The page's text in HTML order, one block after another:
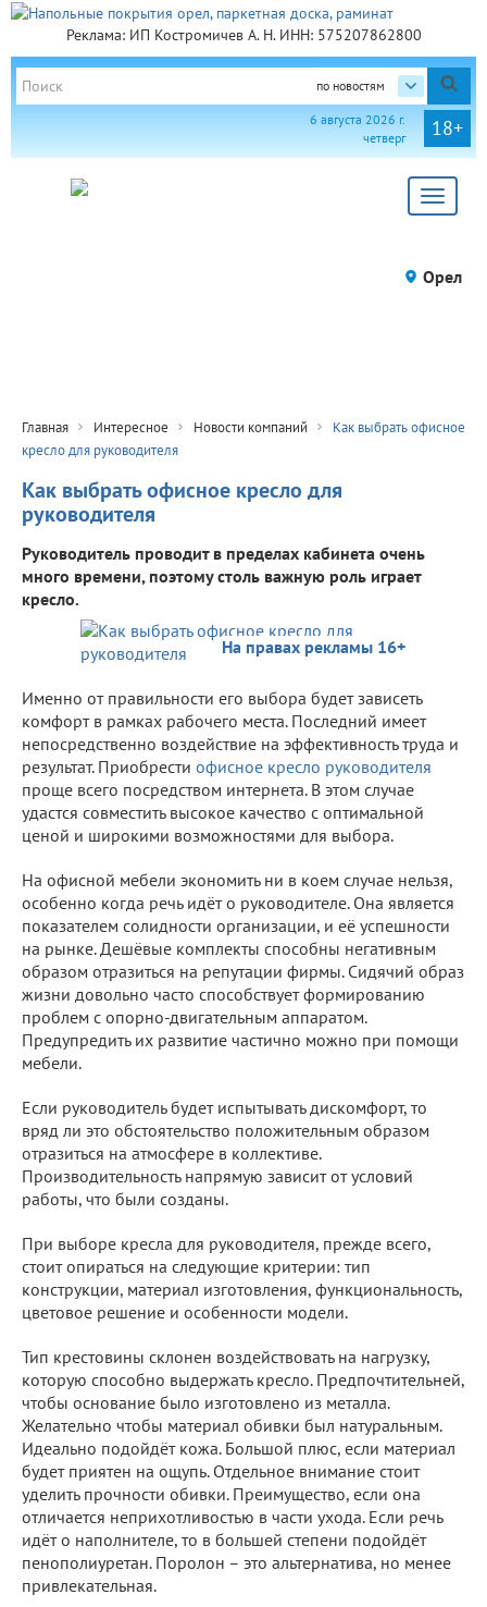
Реклама: ИП Костромичев А. Н. ИНН: 575207862800
по новостям
18+
6 августа 2026 г.
четверг
Toggle
Орел
Главная Интересное Новости компаний
Как выбрать офисное
кресло для руководителя
Как выбрать офисное кресло для
руководителя
Руководитель проводит в пределах кабинета очень
много времени, поэтому столь важную роль играет
кресло.
На правах рекламы 16+
Именно от правильности его выбора будет зависеть
комфорт в рамках рабочего места. Последний имеет
непосредственно воздействие на эффективность труда и
результат. Приобрести офисное кресло руководителя
проще всего посредством интернета. В этом случае
удастся совместить высокое качество с оптимальной
ценой и широкими возможностями для выбора.
На офисной мебели экономить ни в коем случае нельзя,
особенно когда речь идёт о руководителе. Она является
показателем солидности организации, и её успешности
на рынке. Дешёвые комплекты способны негативным
образом отразиться на репутации фирмы. Сидячий образ
жизни довольно часто способствует формированию
проблем с опорно-двигательным аппаратом.
Предупредить их развитие частично можно при помощи
мебели.
Если руководитель будет испытывать дискомфорт, то
вряд ли это обстоятельство положительным образом
отразиться на атмосфере в коллективе.
Производительность напрямую зависит от условий
работы, что были созданы.
При выборе кресла для руководителя, прежде всего,
стоит опираться на следующие критерии: тип
конструкции, материал изготовления, функциональность,
цветовое решение и особенности модели.
Тип крестовины склонен воздействовать на нагрузку,
которую способно выдержать кресло. Предпочтительней,
чтобы основание было изготовлено из металла.
Желательно чтобы материал обивки был натуральным.
Идеально подойдёт кожа. Большой плюс, если материал
будет приятен на ощупь. Отдельное внимание стоит
уделить прочности обивки. Преимущество, если она
отличается неприхотливостью в части ухода. Если речь
идёт о наполнителе, то в большей степени подойдёт
пенополиуретан. Поролон – это альтернатива, но менее
привлекательная.